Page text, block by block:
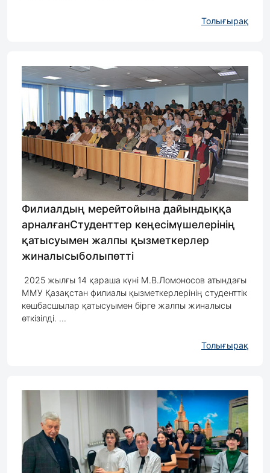
Толығырақ
Филиалдың мерейтойына дайындыққа
арналғанСтуденттер кеңесімүшелерінің
қатысуымен жалпы қызметкерлер
жиналысыболыпөтті
2025 жылғы 14 қараша күні М.В.Ломоносов атындағы
ММУ Қазақстан филиалы қызметкерлерінің студенттік
көшбасшылар қатысуымен бірге жалпы жиналысы
өткізілді. ...
Толығырақ